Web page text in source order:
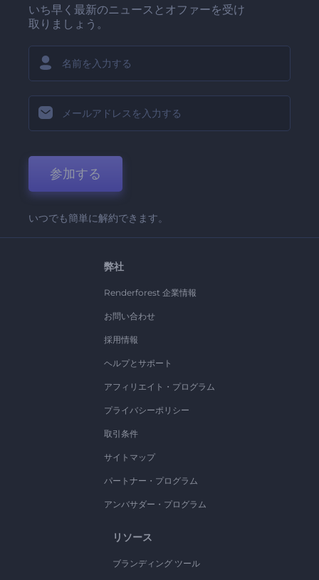
いち早く最新のニュースとオファーを受け
取りましょう。
参加する
いつでも簡単に解約できます。
弊社
Renderforest 企業情報
お問い合わせ
採用情報
ヘルプとサポート
アフィリエイト・プログラム
プライバシーポリシー
取引条件
サイトマップ
パートナー・プログラム
アンバサダー・プログラム
リソース
ブランディング ツール